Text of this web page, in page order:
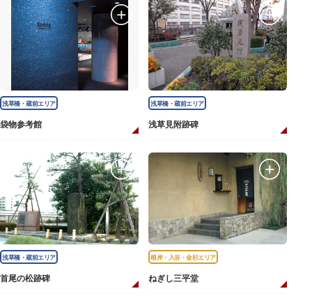
浅草橋・蔵前エリア
袋物参考館
浅草橋・蔵前エリア
浅草見附跡碑
浅草橋・蔵前エリア
首尾の松跡碑
根岸・入谷・金杉エリア
ねぎし三平堂